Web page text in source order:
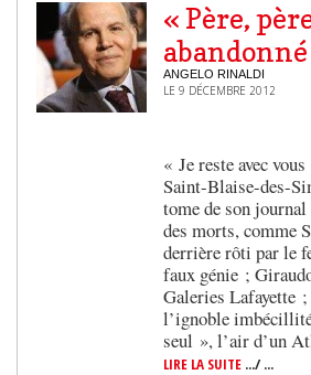
« Père,
abandonné
ANGELO RINALDI
LE 9 DÉCEMBRE 2012
« Je reste avec
Saint-Blaise-des-
tome de son
des morts, comme
derrière rôti par le
faux génie ;
Galeries Lafayette
l’ignoble
seul », l’air d’un
LIRE LA SUITE .../ ...